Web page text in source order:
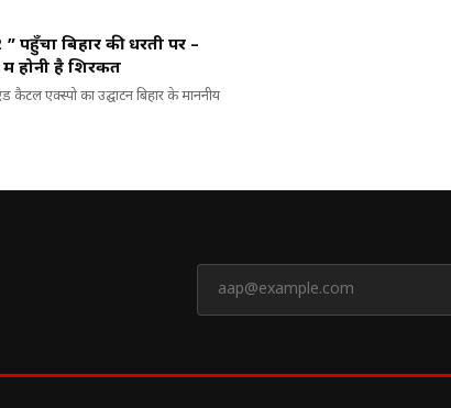
पहुँचा बिहार की धरती पर –
में होनी है शिरकत
कैटल एक्स्पो का उद्घाटन बिहार के माननीय